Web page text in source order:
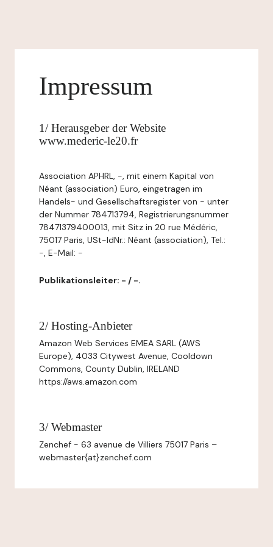
Impressum
1/ Herausgeber der Website
www.mederic-le20.fr
Association APHRL, -, mit einem Kapital von
Néant (association) Euro, eingetragen im
Handels- und Gesellschaftsregister von - unter
der Nummer 784713794, Registrierungsnummer
78471379400013, mit Sitz in 20 rue Médéric,
75017 Paris, USt-IdNr.: Néant (association), Tel.:
-, E-Mail: -
Publikationsleiter: - / -.
2/ Hosting-Anbieter
Amazon Web Services EMEA SARL (AWS
Europe), 4033 Citywest Avenue, Cooldown
Commons, County Dublin, IRELAND
https://aws.amazon.com
3/ Webmaster
Zenchef - 63 avenue de Villiers 75017 Paris –
webmaster{at}zenchef.com